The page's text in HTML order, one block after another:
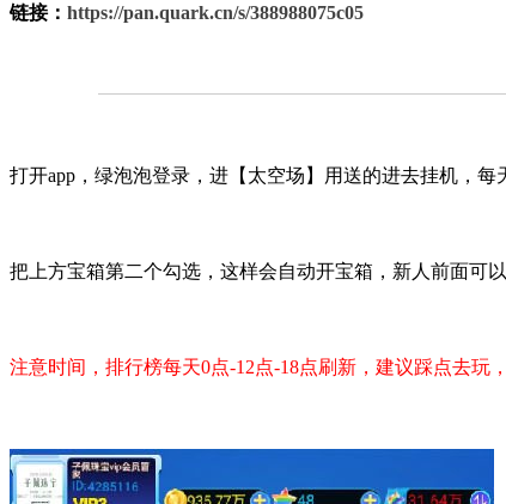
链接： https://pan.quark.cn/s/388988075c05
打开app，绿泡泡登录，进【太空场】用送的进去挂机，每
把上方宝箱第二个勾选，这样会自动开宝箱，新人前面可以
注意时间，排行榜每天0点-12点-18点刷新，建议踩点去玩